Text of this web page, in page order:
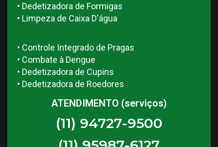
• Dedetizadora de Formigas
• Limpeza de Caixa D'água
• Controle Integrado de Pragas
• Combate à Dengue
• Dedetizadora de Cupins
• Dedetizadora de Roedores
ATENDIMENTO (serviços)
(11) 94727-9500